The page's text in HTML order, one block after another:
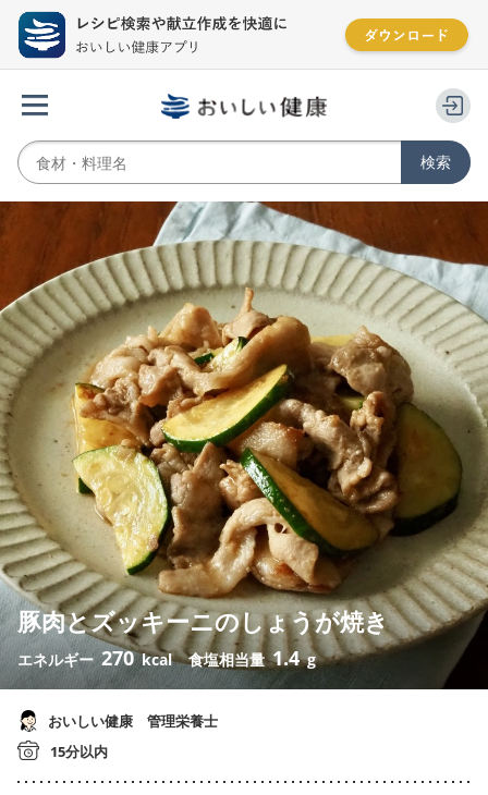
豚肉とズッキーニのしょうが焼き
エネルギー270 kcal 食塩相当量1.4 g
おいしい健康 管理栄養士
15分以内